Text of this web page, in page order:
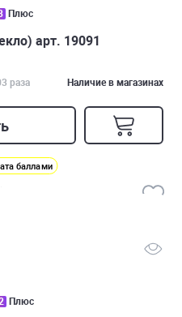
Плюс
арт. 19091
раза Наличие в магазинах
баллами
Плюс